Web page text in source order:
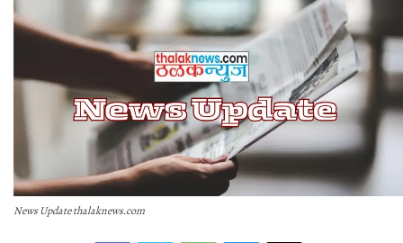
News Update thalaknews.com